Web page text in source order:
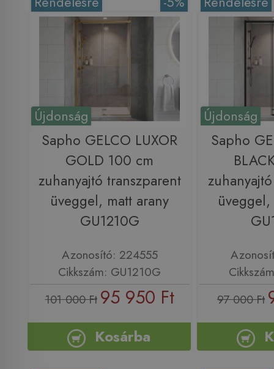
Újdonság
Sapho GELCO LUXOR
GOLD 100 cm
zuhanyajtó transzparent
üveggel, matt arany
GU1210G
Azonosító: 224555
Cikkszám: GU1210G
101 000 Ft 95 950 Ft
Kosárba
Újdonság
Sapho
97 000 Ft